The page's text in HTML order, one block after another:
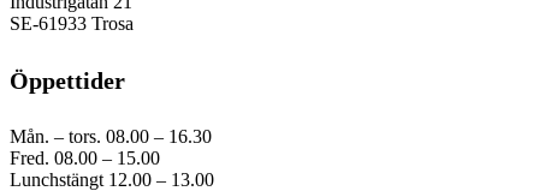
SE-61933 Trosa
Öppettider
Mån. – tors. 08.00 – 16.30
Fred. 08.00 – 15.00
Lunchstängt 12.00 – 13.00